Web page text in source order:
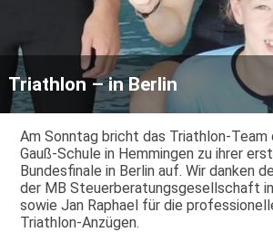
Triathlon – in Berlin
Am Sonntag bricht das Triathlon-Team
Gauß-Schule in Hemmingen zu ihrer
Bundesfinale in Berlin auf. Wir danken
der MB Steuerberatungsgesellschaft
sowie Jan Raphael für die
Triathlon-Anzügen.